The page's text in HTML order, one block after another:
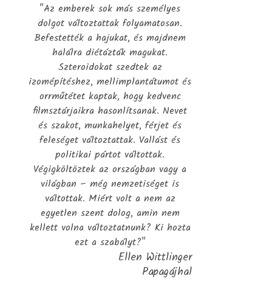
"Az emberek sok más személyes
dolgot változtattak folyamatosan.
Befestették a hajukat, és majdnem
halálra diétázták magukat.
Szteroidokat szedtek az
izomépítéshez, mellimplantátumot és
orrműtétet kaptak, hogy kedvenc
filmsztárjaikra hasonlítsanak. Nevet
és szakot, munkahelyet, férjet és
feleséget változtattak. Vallást és
politikai pártot váltottak.
Végigköltöztek az országban vagy a
világban – még nemzetiséget is
váltottak. Miért volt a nem az
egyetlen szent dolog, amin nem
kellett volna változtatnunk? Ki hozta
ezt a szabályt?"
Ellen Wittlinger
Papagájhal